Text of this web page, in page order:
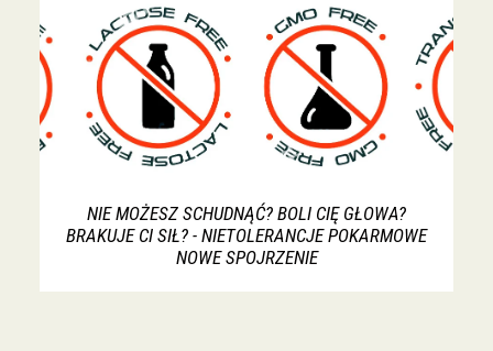
NIE MOŻESZ SCHUDNĄĆ? BOLI CIĘ GŁOWA?
BRAKUJE CI SIŁ? - NIETOLERANCJE POKARMOWE
NOWE SPOJRZENIE